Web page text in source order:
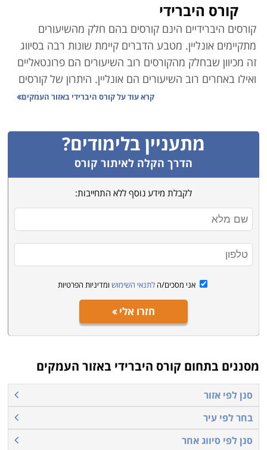
קורס היברידי
קורסים היברידיים הינם קורסים בהם חלק מהשיעורים
מתקיימים אונליין. מטבע הדברים קיימת שונות רבה בסיווג
זה מכיוון שבחלק מהקורסים רוב השיעורים הם פרונטאליים
ואילו באחרים רוב השיעורים הם אונליין. היתרון של קורסים
היברידיים הוא העובדה שהם מעניקים את הנוחות של קורסי
קרא עוד עלקורס היברידי באזור העמקים
מתעניין בלימודים?
הדרך הקלה לאיתור קורס
לקבלת מידע נוסף ללא התחייבות:
אני מסכים/ה לתנאי השימוש ומדיניות הפרטיות
חזרו אלי
מסננים בתחום קורס היברידי באזור העמקים
סנן לפי אזור
בחר לפי עיר
סנן לפי סיווג אחר